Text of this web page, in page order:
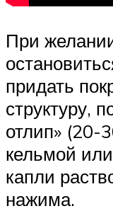
При
придать
структуру,
отлип» (20-
кельмой
капли
нажима.